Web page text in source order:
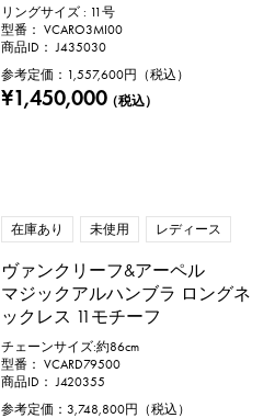
リングサイズ : 11号
型番： VCARO3MI00
商品ID： J435030
参考定価： 1,557,600円（税込）
¥1,450,000（税込）
在庫あり 未使用 レディース
ヴァンクリーフ&アーペル
マジックアルハンブラ ロングネ
ックレス 11モチーフ
チェーンサイズ:約86cm
型番： VCARD79500
商品ID： J420355
参考定価：3,748,800円（税込）